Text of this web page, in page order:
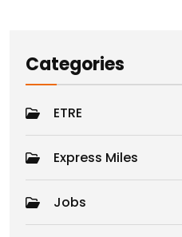
Categories
ETRE
Express Miles
Jobs